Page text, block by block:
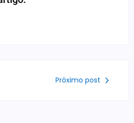
Próximo post